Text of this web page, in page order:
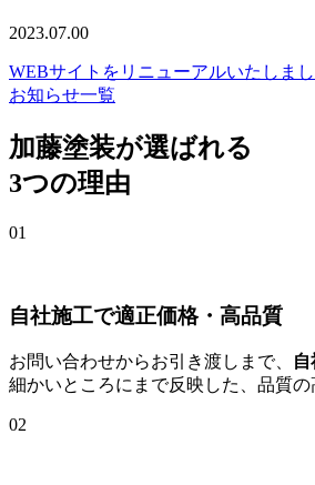
2023.07.00
WEBサイトをリニューアルいたしまし
お知らせ一覧
加藤塗装が選ばれる
3つの理由
01
自社施工で適正価格・高品質
お問い合わせからお引き渡しまで、 自
細かいところにまで反映した、品質
02